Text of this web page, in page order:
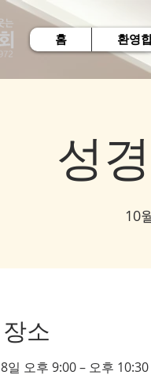
홈 환영
성
10
소
일 오후 9:00 – 오후 10:30